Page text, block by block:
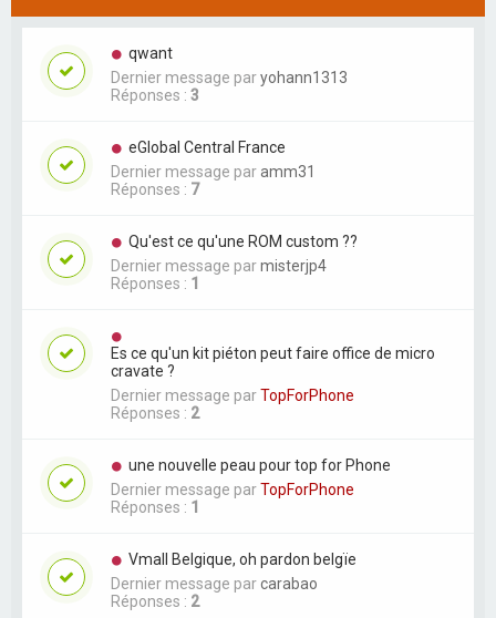
qwant
Dernier message paryohann1313
Réponses : 3
eGlobal Central France
Dernier message paramm31
Réponses : 7
Qu'est ce qu'une ROM custom ??
Dernier message parmisterjp4
Réponses : 1
Es ce qu'un kit piéton peut faire office de micro
cravate ?
Dernier message parTopForPhone
Réponses : 2
une nouvelle peau pour top for Phone
Dernier message parTopForPhone
Réponses : 1
Vmall Belgique, oh pardon belgïe
Dernier message parcarabao
Réponses : 2